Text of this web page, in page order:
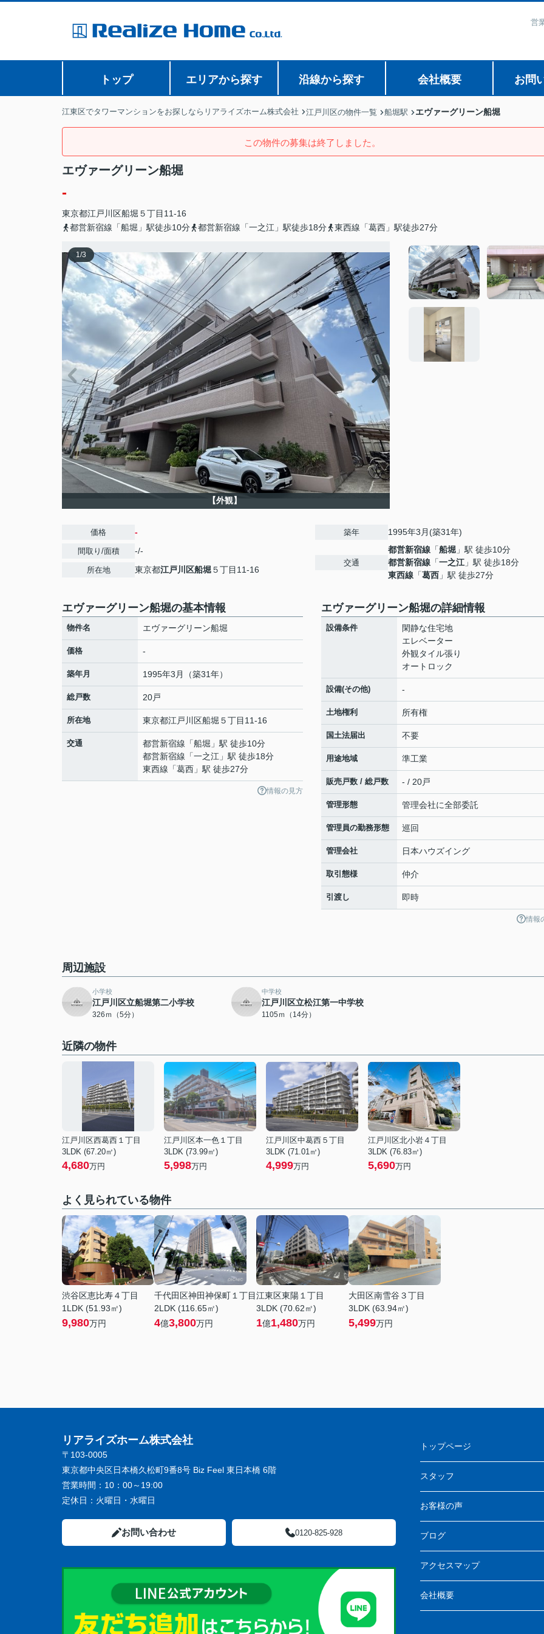
営
トップ エリアから探す 沿線から探す 会社概要 お問
江東区でタワーマンションをお探しならリアライズホーム株式会社 江戸川区の物件一覧 船堀駅 エヴァーグリーン船堀
この物件の募集は終了しました。
エヴァーグリーン船堀
-
東京都江戸川区船堀 ５丁目11-16
都営新宿線「船堀」駅徒歩10分
都営新宿線「一之江」駅徒歩18分 東西線「葛西」駅徒歩27分
1/3
【外観】
価格 -
間取り/面積 -/-
所在地 東京都江戸川区船堀５丁目11-16
築年 1995年3月(築31年)
交通
都営新宿線 「船堀 」駅 徒歩10分
都営新宿線 「一之江 」駅 徒歩18分
東西線 「葛西 」駅 徒歩27分
エヴァーグリーン船堀の基本情報
物件名 エヴァーグリーン船堀
価格 -
築年月 1995年3月（築31年）
総戸数 20戸
所在地 東京都江戸川区船堀 ５丁目11-16
交通 都営新宿線 「船堀 」駅 徒歩10分
都営新宿線 「一之江 」駅 徒歩18分
東西線 「葛西 」駅 徒歩27分
情報の見方
エヴァーグリーン船堀の詳細情報
設備条件
閑静な住宅地
エレベーター
外観タイル張り
オートロック
設備(その他) -
土地権利 所有権
国土法届出 不要
用途地域 準工業
販売戸数 / 総戸数 - / 20戸
管理形態 管理会社に全部委託
管理員の勤務形態 巡回
管理会社 日本ハウズイング
取引態様 仲介
引渡し 即時
情報
周辺施設
小学校
江戸川区立船堀第二小学校
326ｍ（5分）
中学校
江戸川区立松江第一中学校
1105ｍ（14分）
近隣の物件
江戸川区西葛西１丁目
3LDK (67.20㎡)
4,680万円
江戸川区本一色１丁目
3LDK (73.99㎡)
5,998万円
江戸川区中葛西５丁目
3LDK (71.01㎡)
4,999万円
江戸川区北小岩４丁目
3LDK (76.83㎡)
5,690万円
よく見られている物件
渋谷区恵比寿４丁目
1LDK (51.93㎡)
9,980万円
千代田区神田神保町１丁目
2LDK (116.65㎡)
4億3,800万円
江東区東陽１丁目
3LDK (70.62㎡)
1億1,480万円
大田区南雪谷３丁目
3LDK (63.94㎡)
5,499万円
リアライズホーム株式会社
〒103-0005
東京都中央区日本橋久松町9番8号 Biz Feel 東日本橋 6階
営業時間： 10：00～19:00
定休日： 火曜日・水曜日
お問い合わせ 0120-825-928
トップページ
スタッフ
お客様の声
ブログ
アクセスマップ
会社概要